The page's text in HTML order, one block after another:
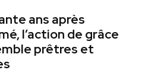
ans après
l’action de grâce
prêtres et